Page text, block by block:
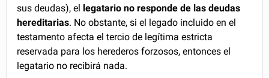
sus deudas), el legatario no responde de las deudas
hereditarias. No obstante, si el legado incluido en el
testamento afecta el tercio de legítima estricta
reservada para los herederos forzosos, entonces el
legatario no recibirá nada.